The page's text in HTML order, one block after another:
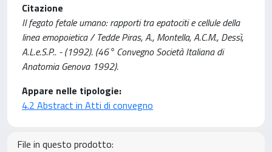
Citazione
Il fegato fetale umano: rapporti tra epatociti e cellule della
linea emopoietica / Tedde Piras, A., Montella, A.C.M., Dessì,
A.L.e.S.P.. - (1992). (46° Convegno Società Italiana di
Anatomia Genova 1992).
Appare nelle tipologie:
4.2 Abstract in Atti di convegno
File in questo prodotto: